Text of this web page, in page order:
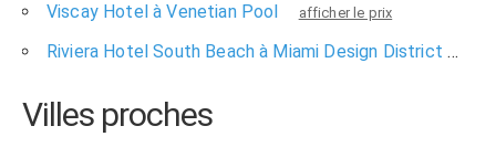
Viscay Hotel à Venetian Pool afficher le prix
Riviera Hotel South Beach à Miami Design District
Villes proches